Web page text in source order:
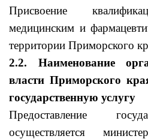
Присвоение
медицинским и
территории Приморского
2.2. Наименование
власти Приморского
государственную услугу
Предоставление
осуществляется